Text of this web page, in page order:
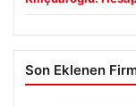
Son Eklenen